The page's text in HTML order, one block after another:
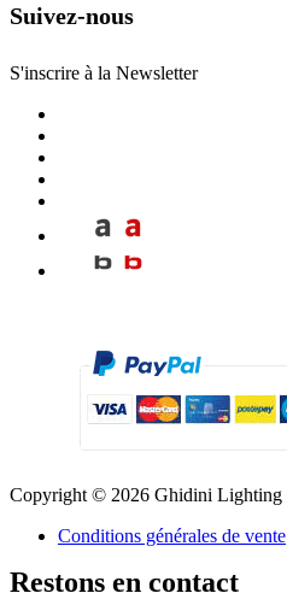
Suivez-nous
S'inscrire à la Newsletter
Copyright © 2026 Ghidini Lighting
Conditions générales de vente
Restons en contact